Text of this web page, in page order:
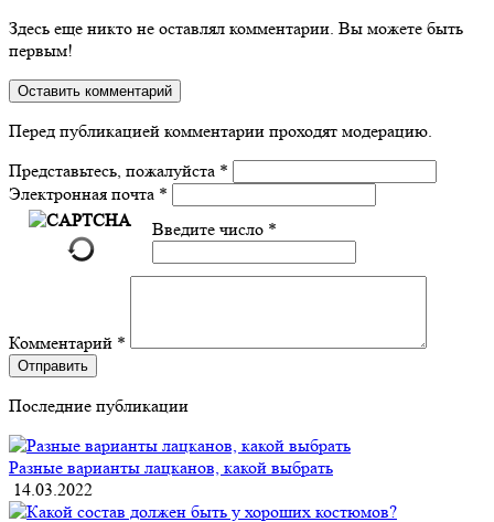
Здесь еще никто не оставлял комментарии. Вы можете быть
первым!
Оставить комментарий
Перед публикацией комментарии проходят модерацию.
Представьтесь, пожалуйста *
Электронная почта *
Введите число *
Комментарий *
Отправить
Последние публикации
Разные варианты лацканов, какой выбрать
14.03.2022